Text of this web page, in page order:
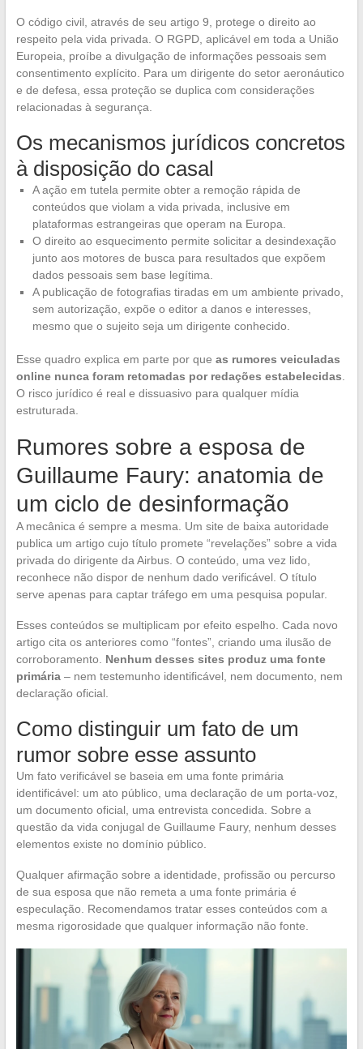
O código civil, através de seu artigo 9, protege o direito ao
respeito pela vida privada. O RGPD, aplicável em toda a União
Europeia, proíbe a divulgação de informações pessoais sem
consentimento explícito. Para um dirigente do setor aeronáutico
e de defesa, essa proteção se duplica com considerações
relacionadas à segurança.
Os mecanismos jurídicos concretos
à disposição do casal
A ação em tutela permite obter a remoção rápida de
conteúdos que violam a vida privada, inclusive em
plataformas estrangeiras que operam na Europa.
O direito ao esquecimento permite solicitar a desindexação
junto aos motores de busca para resultados que expõem
dados pessoais sem base legítima.
A publicação de fotografias tiradas em um ambiente privado,
sem autorização, expõe o editor a danos e interesses,
mesmo que o sujeito seja um dirigente conhecido.
Esse quadro explica em parte por que as rumores veiculadas
online nunca foram retomadas por redações estabelecidas
O risco jurídico é real e dissuasivo para qualquer mídia
estruturada.
Rumores sobre a esposa de
Guillaume Faury: anatomia de
um ciclo de desinformação
A mecânica é sempre a mesma. Um site de baixa autoridade
publica um artigo cujo título promete “revelações” sobre a vida
privada do dirigente da Airbus. O conteúdo, uma vez lido,
reconhece não dispor de nenhum dado verificável. O título
serve apenas para captar tráfego em uma pesquisa popular.
Esses conteúdos se multiplicam por efeito espelho. Cada novo
artigo cita os anteriores como “fontes”, criando uma ilusão de
corroboramento. Nenhum desses sites produz uma fonte
primária– nem testemunho identificável, nem documento, nem
declaração oficial.
Como distinguir um fato de um
rumor sobre esse assunto
Um fato verificável se baseia em uma fonte primária
identificável: um ato público, uma declaração de um porta-voz,
um documento oficial, uma entrevista concedida. Sobre a
questão da vida conjugal de Guillaume Faury, nenhum desses
elementos existe no domínio público.
Qualquer afirmação sobre a identidade, profissão ou percurso
de sua esposa que não remeta a uma fonte primária é
especulação. Recomendamos tratar esses conteúdos com a
mesma rigorosidade que qualquer informação não fonte.